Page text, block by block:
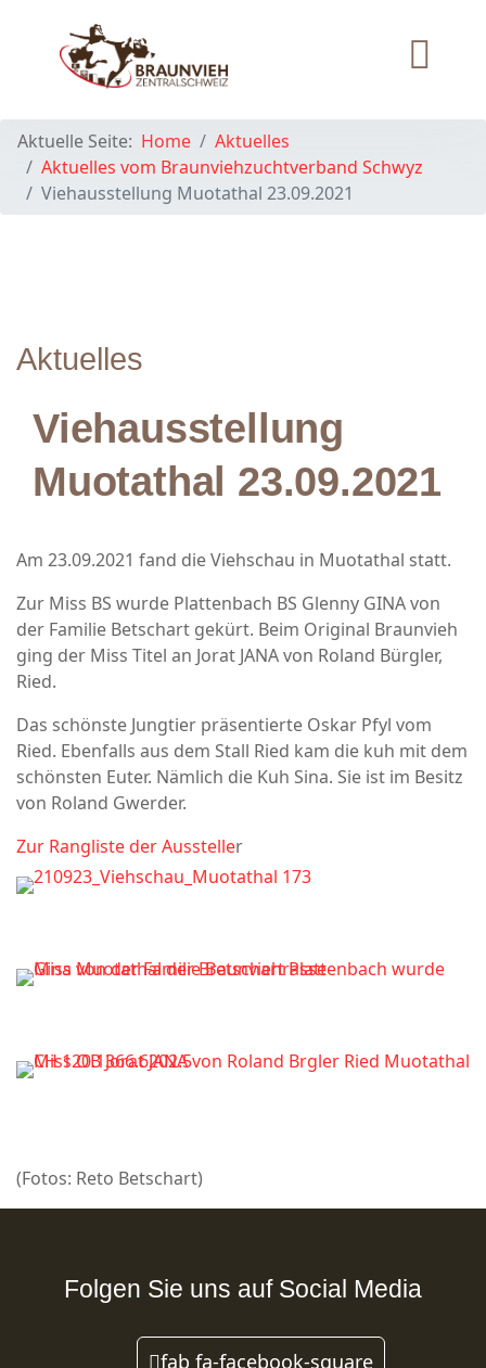
Aktuelle Seite: Home
Aktuelles
Aktuelles vom Braunviehzuchtverband Schwyz
Viehausstellung Muotathal 23.09.2021
Aktuelles
Viehausstellung
Muotathal 23.09.2021
Am 23.09.2021 fand die Viehschau in Muotathal statt.
Zur Miss BS wurde Plattenbach BS Glenny GINA von
der Familie Betschart gekürt. Beim Original Braunvieh
ging der Miss Titel an Jorat JANA von Roland Bürgler,
Ried.
Das schönste Jungtier präsentierte Oskar Pfyl vom
Ried. Ebenfalls aus dem Stall Ried kam die kuh mit dem
schönsten Euter. Nämlich die Kuh Sina. Sie ist im Besitz
von Roland Gwerder.
Zur Rangliste der Aussteller
(Fotos: Reto Betschart)
Folgen Sie uns auf Social Media
fab fa-facebook-square